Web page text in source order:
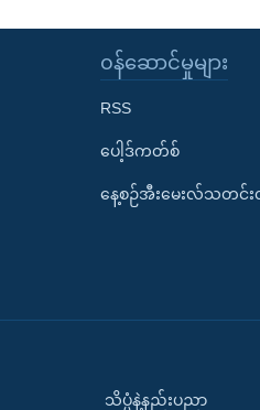
၀န်ဆောင်မှုများ
RSS
ပေါ့ဒ်ကတ်စ်
နေ့စဉ်အီးမေးလ်သတင်း
သိပ္ပံနဲ့နည်းပညာ